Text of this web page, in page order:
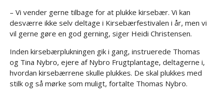
– Vi vender gerne tilbage for at plukke kirsebær. Vi kan
desværre ikke selv deltage i Kirsebærfestivalen i år, men vi
vil gerne gøre en god gerning, siger Heidi Christensen.
Inden kirsebærplukningen gik i gang, instruerede Thomas
og Tina Nybro, ejere af Nybro Frugtplantage, deltagerne i,
hvordan kirsebærrene skulle plukkes. De skal plukkes med
stilk og så mørke som muligt, fortalte Thomas Nybro.